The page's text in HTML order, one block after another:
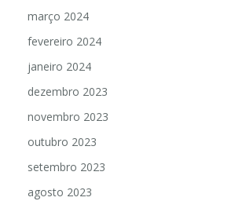
março 2024
fevereiro 2024
janeiro 2024
dezembro 2023
novembro 2023
outubro 2023
setembro 2023
agosto 2023